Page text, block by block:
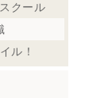
クール
ル！